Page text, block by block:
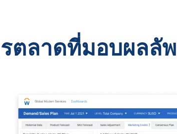
ตลาดที่มอบผลลั